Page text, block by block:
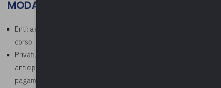
MODALITÀ PAGAMENTO
Enti: a ricezione della fattura che verrà emessa al termine del
corso
Privati, aziende, studi professionali: richiesto pagamento
anticipato. In fase di iscrizione corso, allegare la ricevuta di
pagamento